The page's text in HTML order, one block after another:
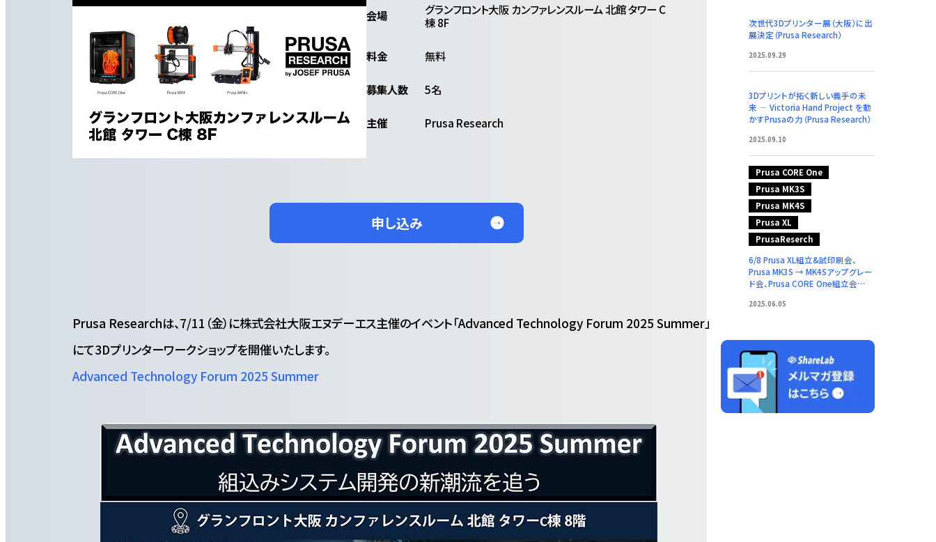
会場
グランフロント大阪 カンファレンスルーム 北館 タワー C
棟 8F
料金 無料
募集人数 5名
主催 Prusa Research
申し込み
Prusa Researchは、7/11（金）に株式会社大阪エヌデーエス主催のイベント「Advanced Technology Forum 2025 Summer」
にて3Dプリンターワークショップを開催いたします。
Advanced Technology Forum 2025 Summer
次世代3Dプリンター展（大阪）に出
展決定（Prusa Research）
2025.09.29
3Dプリントが拓く新しい義手の未
来 ― Victoria Hand Project を動
かすPrusaの力（Prusa Research）
2025.09.10
Prusa CORE One
Prusa MK3S
Prusa MK4S
Prusa XL
PrusaReserch
6/8 Prusa XL組立&試印刷会、
Prusa MK3S → MK4Sアップグレー
ド会、Prusa CORE One組立会
2025.06.05